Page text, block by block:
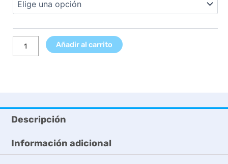
7,99 €
hasta
9,99 €
Arcoíris
cantidad
Añadir al carrito
Descripción
Información adicional